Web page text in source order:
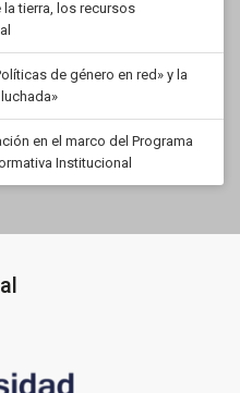
tierra, los recursos
de género en red» y la
en el marco del Programa
Institucional